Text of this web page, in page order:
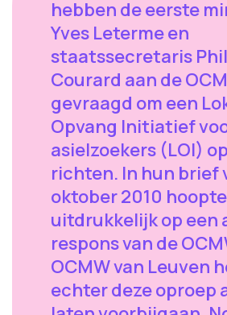
hebben de eerste
Yves Leterme en
staatssecretaris
Courard aan de
gevraagd om een
Opvang Initiatief
asielzoekers (LOI)
richten. In hun brief
oktober 2010
uitdrukkelijk op een
respons van de
OCMW van Leuven
echter deze oproep